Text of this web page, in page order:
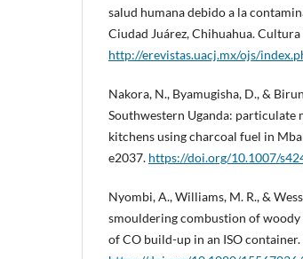
salud humana debido a la
Ciudad Juárez, Chihuahua.
http://erevistas.uacj.mx/ojs/
Nakora, N., Byamugisha, D., &
Southwestern Uganda: particulate
kitchens using charcoal fuel in
e2037. https://doi.org/10.1007/
Nyombi, A., Williams, M. R., &
smouldering combustion of woody
of CO build-up in an ISO